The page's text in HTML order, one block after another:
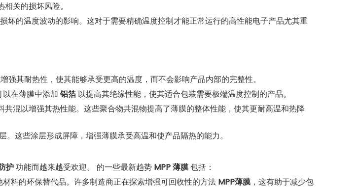
关的损坏风险。
坏的温度波动的影响。这对于需要精确温度控制才能正常运行的高性能电子产品尤其重
强其耐热性，使其能够承受更高的温度，而不会影响产品内部的完整性。
在薄膜中添加 铝箔 以提高其绝缘性能，使其适合包装需要极端温度控制的产品。
混以增强其热性能。这些聚合物共混物提高了薄膜的整体性能，使其更耐高温和热降
。这些涂层形成屏障，增强薄膜承受高温和使产品隔热的能力。
护功能而越来越受欢迎。 的一些最新趋势 MPP 薄膜包括：
材料的环保替代品。许多制造商正在探索增强可回收性的方法 MPP薄膜 ，这有助于减少包